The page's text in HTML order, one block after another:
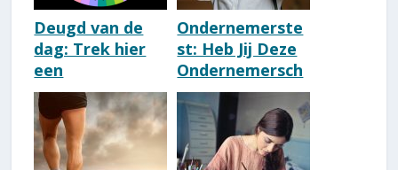
Deugd van de
dag: Trek hier
een
kernkwaliteiten
kaart
Ondernemerste
st: Heb Jij Deze
Ondernemersch
ap-
Competenties?